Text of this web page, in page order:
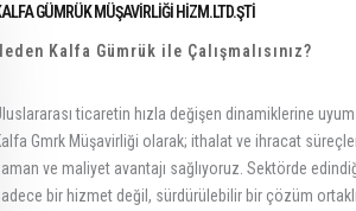
GÜMRÜK MÜŞAVİRLİĞİ HİZM.LTD.ŞTİ
Kalfa Gümrük ile Çalışmalısınız?
ticaretin hızla değişen dinamiklerine
Gmrk Müşavirliği olarak; ithalat ve ihracat
ve maliyet avantajı sağlıyoruz. Sektörde
bir hizmet değil, sürdürülebilir bir çözüm